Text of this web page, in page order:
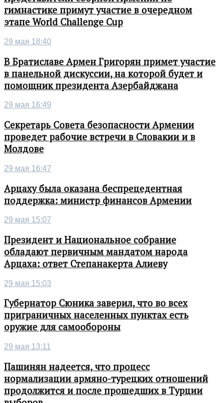
гимнастике примут участие в очередном
этапе World Challenge Cup
29 мая 18:40
В Братиславе Армен Григорян примет участие
в панельной дискуссии, на которой будет и
помощник президента Азербайджана
29 мая 16:49
Секретарь Совета безопасности Армении
проведет рабочие встречи в Словакии и в
Молдове
29 мая 16:47
Арцаху была оказана беспрецедентная
поддержка: министр финансов Армении
29 мая 15:07
Президент и Национальное собрание
обладают первичным мандатом народа
Арцаха: ответ Степанакерта Алиеву
29 мая 15:03
Губернатор Сюника заверил, что во всех
приграничных населенных пунктах есть
оружие для самообороны
29 мая 13:11
Пашинян надеется, что процесс
нормализации армяно-турецких отношений
продолжится и после прошедших в Турции